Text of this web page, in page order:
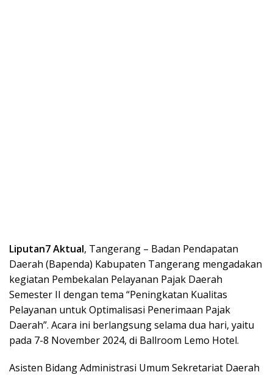
Liputan7 Aktual, Tangerang – Badan Pendapatan
Daerah (Bapenda) Kabupaten Tangerang mengadakan
kegiatan Pembekalan Pelayanan Pajak Daerah
Semester II dengan tema “Peningkatan Kualitas
Pelayanan untuk Optimalisasi Penerimaan Pajak
Daerah”. Acara ini berlangsung selama dua hari, yaitu
pada 7-8 November 2024, di Ballroom Lemo Hotel.
Asisten Bidang Administrasi Umum Sekretariat Daerah